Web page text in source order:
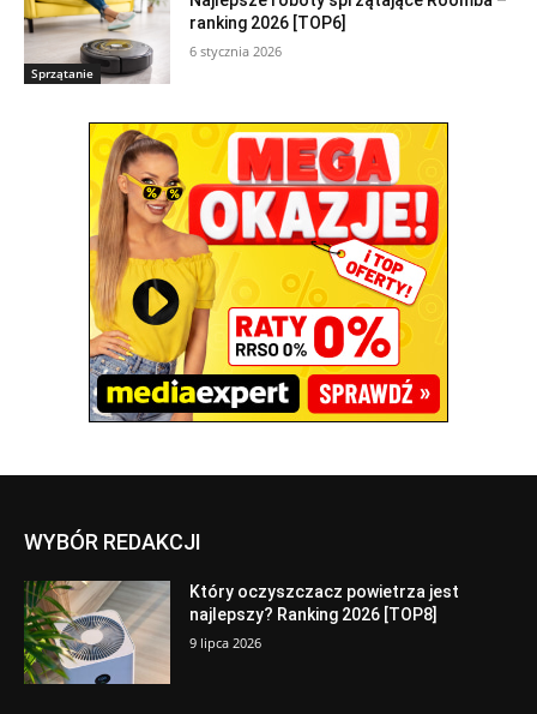
Sprzątanie
ranking 2026 [TOP6]
6 stycznia 2026
WYBÓR REDAKCJI
Który oczyszczacz powietrza jest
najlepszy? Ranking 2026 [TOP8]
9 lipca 2026